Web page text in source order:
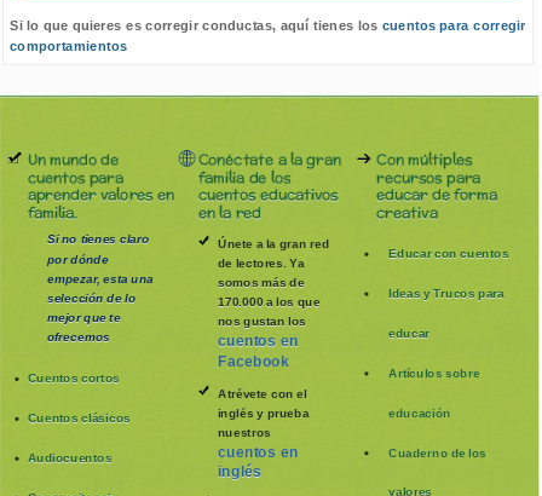
Si lo que quieres es corregir conductas, aquí tienes los cuentos para corregir
comportamientos
Un mundo de
cuentos para
aprender valores en
familia.
Si no tienes claro
por dónde
empezar, esta una
selección de lo
mejor que te
ofrecemos
Cuentos cortos
Cuentos clásicos
Audiocuentos
Conéctate a la gran
familia de los
cuentos educativos
en la red
Únete a la gran red
de lectores. Ya
somos más de
170.000 a los que
nos gustan los
cuentos en
Facebook
Atrévete con el
inglés y prueba
nuestros
cuentos en
inglés
Con múltiples
recursos para
educar de forma
creativa
Educar con cuentos
Ideas y Trucos para
educar
Artículos sobre
educación
Cuaderno de los
valores